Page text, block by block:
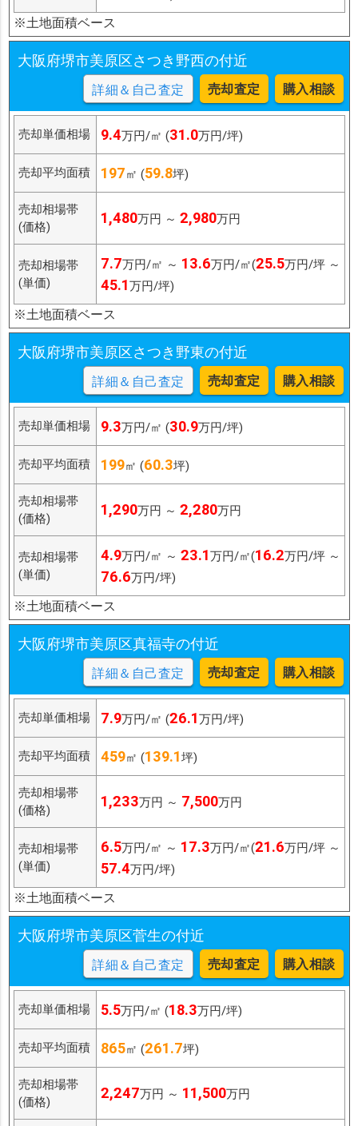
※土地面積ベース
大阪府堺市美原区さつき野西の付近
詳細＆自己査定 売却査定 購入相談
売却単価相場 9.4万円/㎡ (31.0万円/坪)
売却平均面積 197㎡ (59.8坪)
売却相場帯
(価格)
1,480万円 ～ 2,980万円
売却相場帯
(単価)
7.7万円/㎡ ～ 13.6万円/㎡(25.5万円/坪 ～
45.1万円/坪)
※土地面積ベース
大阪府堺市美原区さつき野東の付近
詳細＆自己査定 売却査定 購入相談
売却単価相場 9.3万円/㎡ (30.9万円/坪)
売却平均面積 199㎡ (60.3坪)
売却相場帯
(価格)
1,290万円 ～ 2,280万円
売却相場帯
(単価)
4.9万円/㎡ ～ 23.1万円/㎡(16.2万円/坪 ～
76.6万円/坪)
※土地面積ベース
大阪府堺市美原区真福寺の付近
詳細＆自己査定 売却査定 購入相談
売却単価相場 7.9万円/㎡ (26.1万円/坪)
売却平均面積 459㎡ (139.1坪)
売却相場帯
(価格)
1,233万円 ～ 7,500万円
売却相場帯
(単価)
6.5万円/㎡ ～ 17.3万円/㎡(21.6万円/坪 ～
57.4万円/坪)
※土地面積ベース
大阪府堺市美原区菅生の付近
詳細＆自己査定 売却査定 購入相談
売却単価相場 5.5万円/㎡ (18.3万円/坪)
売却平均面積 865㎡ (261.7坪)
売却相場帯
(価格)
2,247万円 ～ 11,500万円